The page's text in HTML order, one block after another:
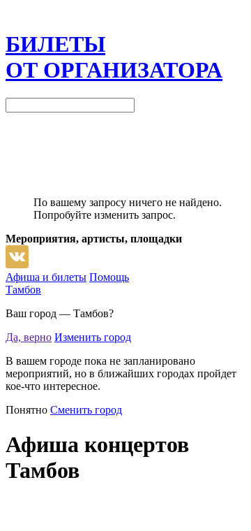
БИЛЕТЫ
ОТ ОРГАНИЗАТОРА
По вашему запросу ничего не найдено.
Попробуйте изменить запрос.
Мероприятия, артисты, площадки
Афиша и билеты Помощь
Тамбов
Ваш город — Тамбов?
Да, верно Изменить город
В вашем городе пока не запланировано
мероприятий, но в ближайших городах пройдет
кое-что интересное.
Понятно Сменить город
Афиша концертов
Тамбов